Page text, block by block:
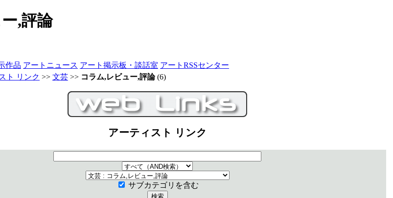
,評論
作品 アートニュース アート掲示板・談話室 アートRSSセンター
ト リンク >> 文芸 >> コラム,レビュー,評論(6)
アーティスト リンク
サブカテゴリを含む